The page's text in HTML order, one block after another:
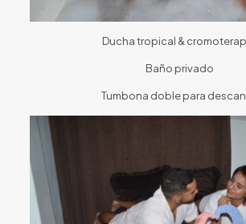
Ducha tropical &
Baño privado
Tumbona doble para